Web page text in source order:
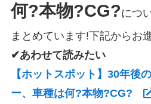
何?本物?CG?につ
まとめています!下記からお
✔あわせて読みたい
【ホットスポット】30年後
ー、車種は何?本物?CG?